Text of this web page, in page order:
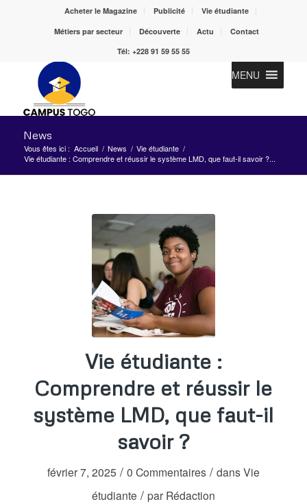
Acheter le Magazine Publicité
Vie étudiante
Métiers par secteur
Découverte Actu
Contact
Tél: +228 91 59 55 55
MENU
News
Vous êtes ici : Accueil / News / Vie étudiante /
Vie étudiante : Comprendre et réussir le système LMD, que faut-il savoir ?...
Vie étudiante :
Comprendre et réussir le
système LMD, que faut-il
savoir ?
février 7, 2025 / 0 Commentaires / dansVie
étudiante / par Rédaction